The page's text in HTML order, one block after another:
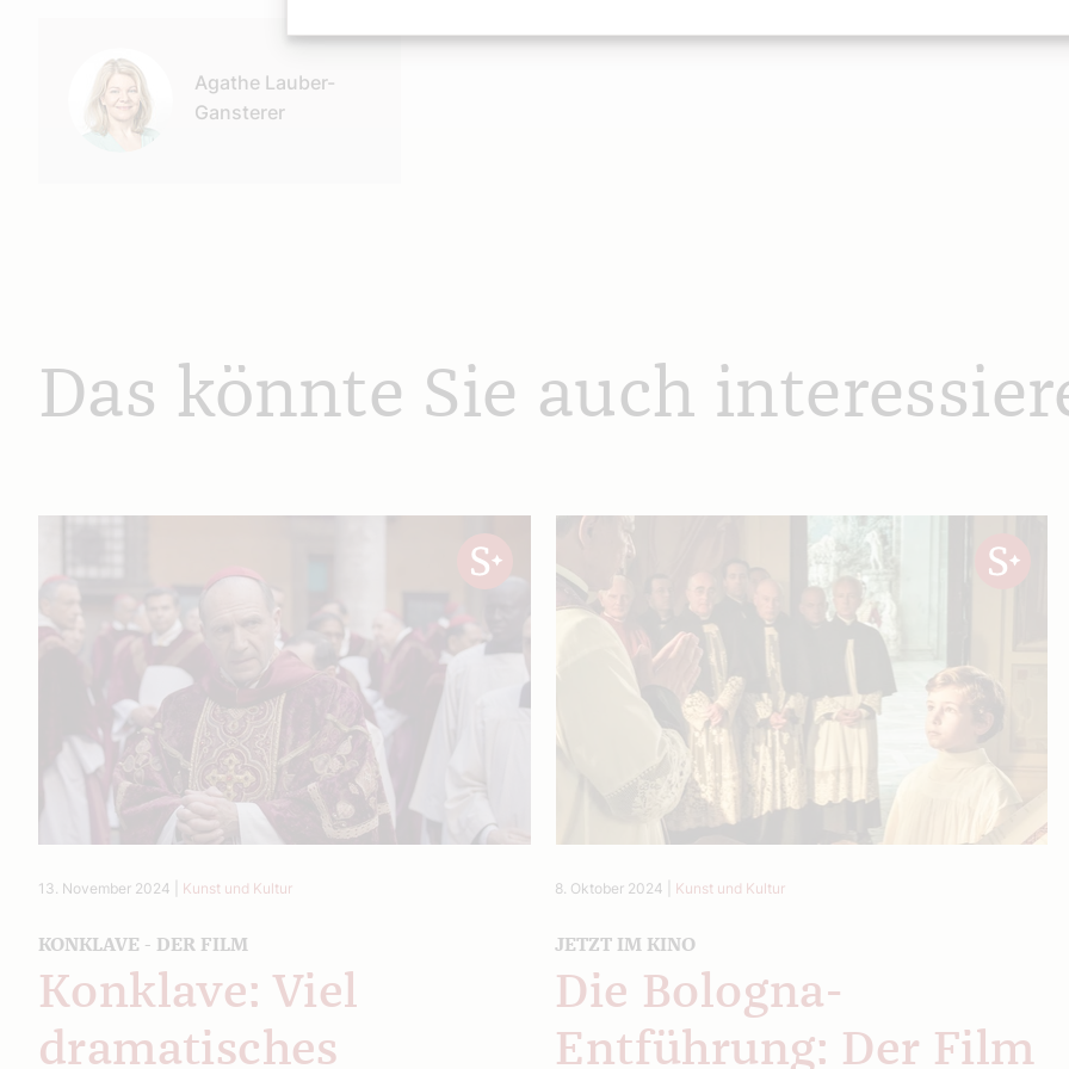
Agathe Lauber-
Gansterer
Das könnte Sie auch
13. November 2024 Kunst und Kultur
KONKLAVE - DER FILM
Konklave: Viel
dramatisches
8. Oktober 2024 Kunst und Kultur
JETZT IM KINO
Die Bologna-
Entführung: Der Film